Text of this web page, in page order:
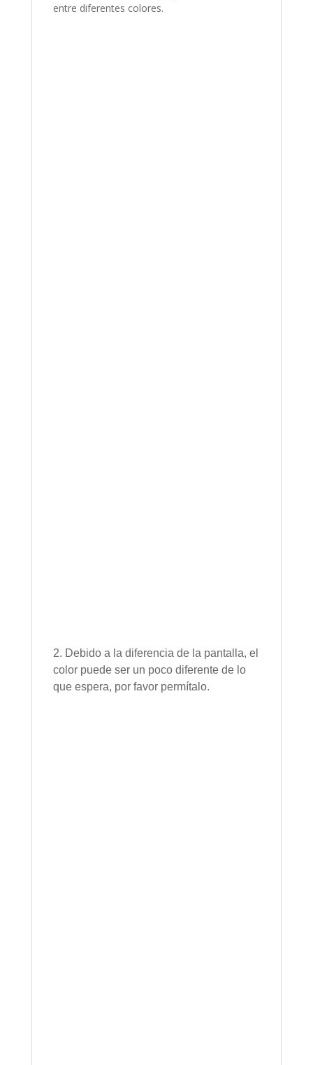
entre diferentes colores.
2. Debido a la diferencia de la pantalla, el
color puede ser un poco diferente de lo
que espera, por favor permítalo.